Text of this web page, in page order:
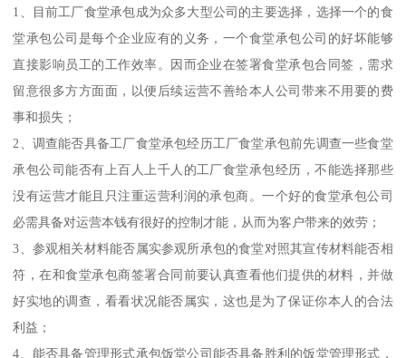
1、目前工厂食堂承包成为众多大型公司的主要选择，选择一个的食
堂承包公司是每个企业应有的义务，一个食堂承包公司的好坏能够
直接影响员工的工作效率。因而企业在签署食堂承包合同签，需求
留意很多方方面面，以便后续运营不善给本人公司带来不用要的费
事和损失；
2、调查能否具备工厂食堂承包经历工厂食堂承包前先调查一些食堂
承包公司能否有上百人上千人的工厂食堂承包经历，不能选择那些
没有运营才能且只注重运营利润的承包商。一个好的食堂承包公司
必需具备对运营本钱有很好的控制才能，从而为客户带来的效劳；
3、参观相关材料能否属实参观所承包的食堂对照其宣传材料能否相
符，在和食堂承包商签署合同前要认真查看他们提供的材料，并做
好实地的调查，看看状况能否属实，这也是为了保证你本人的合法
利益；
4、能否具备管理形式承包饭堂公司能否具备胜利的饭堂管理形式，